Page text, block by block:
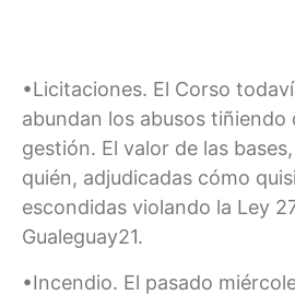
•Licitaciones. El Corso
abundan los abusos tiñiendo
gestión. El valor de las
quién, adjudicadas cómo
escondidas violando la Ley
Gualeguay21.
•Incendio. El pasado